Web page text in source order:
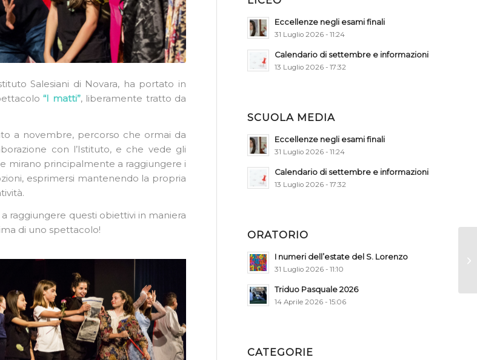
Salesiani di Novara, ha portato in
“I matti”, liberamente tratto da
a novembre, percorso che ormai da
con l’Istituto, e che vede gli
mirano principalmente a raggiungere i
esprimersi mantenendo la propria
raggiungere questi obiettivi in maniera
di uno spettacolo!
Eccellenze negli esami finali
31 Luglio 2026 - 11:24
Calendario di settembre e informazioni
13 Luglio 2026 - 17:32
SCUOLA MEDIA
Eccellenze negli esami finali
31 Luglio 2026 - 11:24
Calendario di settembre e informazioni
13 Luglio 2026 - 17:32
ORATORIO
I numeri dell’estate del S. Lorenzo
31 Luglio 2026 - 11:10
Triduo Pasquale 2026
14 Aprile 2026 - 15:06
CATEGORIE